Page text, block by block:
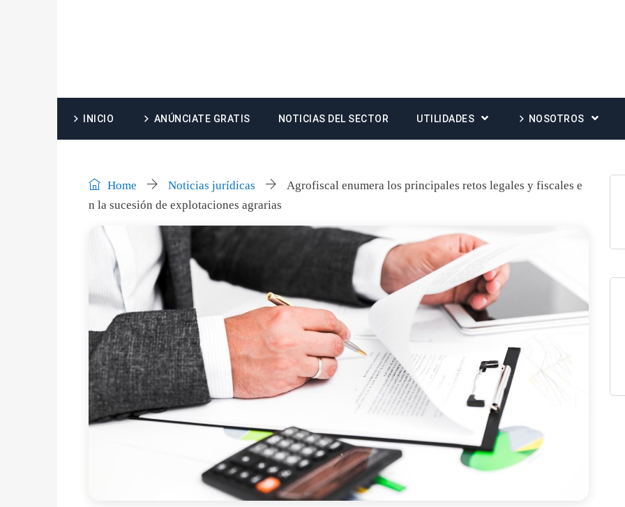
INICIO ANÚNCIATE GRATIS NOTICIAS DEL SECTOR UTILIDADES NOSOTROS
Home Noticias jurídicas
Agrofiscal enumera los principales retos legales y fiscales e
n la sucesión de explotaciones agrarias